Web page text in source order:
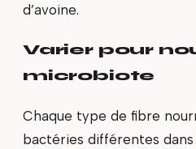
d’avoine.
Varier pour
microbiote
Chaque type de fibre
bactéries différentes